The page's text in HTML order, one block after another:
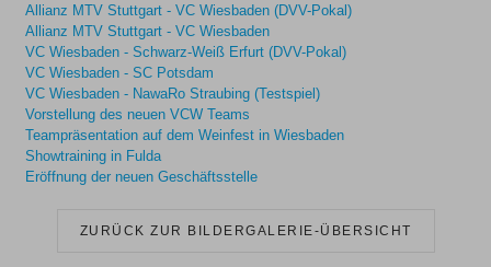
Allianz MTV Stuttgart - VC Wiesbaden (DVV-Pokal)
Allianz MTV Stuttgart - VC Wiesbaden
VC Wiesbaden - Schwarz-Weiß Erfurt (DVV-Pokal)
VC Wiesbaden - SC Potsdam
VC Wiesbaden - NawaRo Straubing (Testspiel)
Vorstellung des neuen VCW Teams
Teampräsentation auf dem Weinfest in Wiesbaden
Showtraining in Fulda
Eröffnung der neuen Geschäftsstelle
ZURÜCK ZUR BILDERGALERIE-ÜBERSICHT